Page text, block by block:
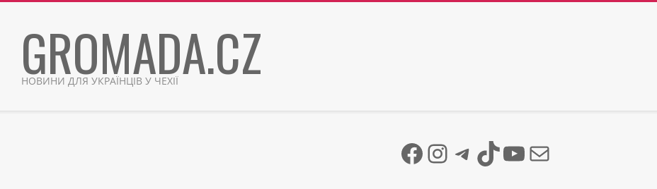
contentGROMADA.CZ
НОВИНИ ДЛЯ УКРАЇНЦІВ У ЧЕХІЇ
Facebook
Instagram
Telegram
TikTok
YouTube
Mail